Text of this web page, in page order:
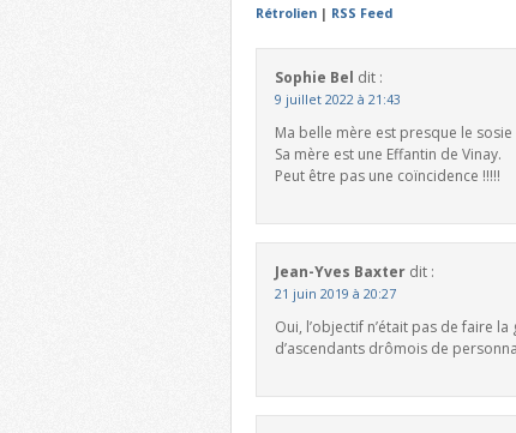
Rétrolien | RSS Feed
Sophie Bel dit :
9 juillet 2022 à 21:43
Ma belle mère est presque le
Sa mère est une Effantin de Vinay.
Peut être pas une coïncidence !!!!!
Jean-Yves Baxter dit :
21 juin 2019 à 20:27
Oui, l’objectif n’était pas de faire
d’ascendants drômois de